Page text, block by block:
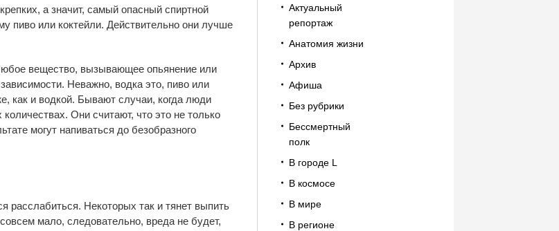
а значит, самый опасный спиртной
пиво или коктейли. Действительно они лучше
вещество, вызывающее опьянение или
Неважно, водка это, пиво или
как и водкой. Бывают случаи, когда люди
Они считают, что это не только
могут напиваться до безобразного
расслабиться. Некоторых так и тянет выпить
мало, следовательно, вреда не будет,
Актуальный
репортаж
Анатомия жизни
Архив
Афиша
Без рубрики
Бессмертный
полк
В городе L
В космосе
В мире
В регионе